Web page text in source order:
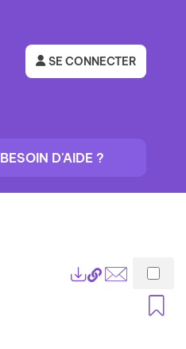
SE CONNECTER
BESOIN D'AIDE ?
Lien
permanent
(Nouvelle
Envoyer